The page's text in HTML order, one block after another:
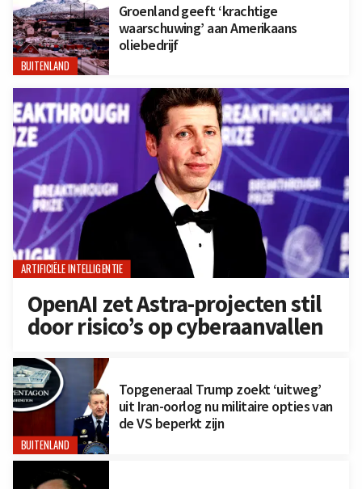
BUITENLAND
Groenland geeft ‘krachtige
waarschuwing’ aan Amerikaans
oliebedrijf
ARTIFICIËLE INTELLIGENTIE
OpenAI zet Astra-projecten stil
door risico’s op cyberaanvallen
BUITENLAND
Topgeneraal Trump zoekt ‘uitweg’
uit Iran-oorlog nu militaire opties van
de VS beperkt zijn